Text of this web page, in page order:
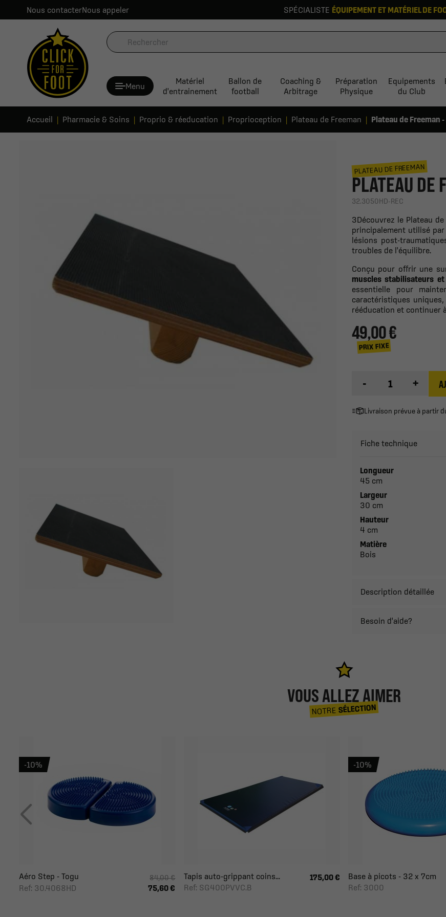
Nous contacterNous appeler SPÉCIALISTE ÉQUIPEMENT ET MATÉRIEL DE
Menu
Matériel
d'entrainement
Ballon de
football
Coaching &
Arbitrage
Préparation
Physique
Equipements
du Club
Accueil Pharmacie & Soins Proprio & réeducation Proprioception Plateau de Freeman Plateau de Freeman
PLATEAU DE FREEMAN
PLATEAU DE
32.3050HD-REC
3Découvrez le Plateau
principalement utilisé
lésions post-
troubles de l'équilibre.
Conçu pour offrir une
muscles stabilisateurs
essentielle pour
caractéristiques
rééducation et continuer
49,00 €
PRIX FIXE
- +
Livraison prévue à partir
Fiche technique
Longueur
45 cm
Largeur
30 cm
Hauteur
4 cm
Matière
Bois
Description détaillée
Besoin d'aide?
VOUS ALLEZ AIMER
NOTRESÉLECTION
Aéro Step - Togu
Ref: 30.4068HD
84,00 €
75,60 €
-10%
Tapis auto-grippant coins...
Ref: SG400PVVC.B
175,00 €
Base à picots - 32 x 7cm
Ref: 3000
-10%